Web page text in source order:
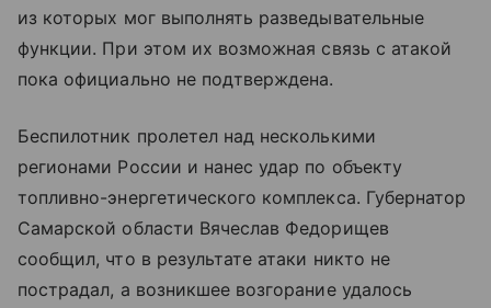
из которых мог выполнять разведывательные
функции. При этом их возможная связь с атакой
пока официально не подтверждена.
Беспилотник пролетел над несколькими
регионами России и нанес удар по объекту
топливно-энергетического комплекса. Губернатор
Самарской области Вячеслав Федорищев
сообщил, что в результате атаки никто не
пострадал, а возникшее возгорание удалось